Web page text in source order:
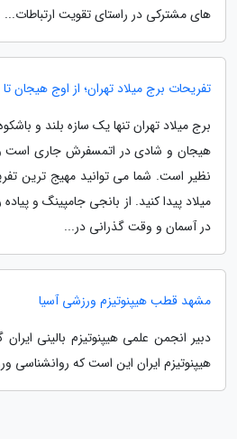
های مشترکی در راستای تقویت ارتباطات...
تفریحات برج میلاد تهران؛ از اوج هیجان
برج میلاد تهران تنها یک سازه بلند و
هیجان و شادی در اتمسفرش جاری
نظیر است. شما می توانید مهیج ترین
میلاد پیدا کنید. از بانجی جامپینگ و
در آسمان و وقت گذرانی در...
مشهد قطب هیپنوتیزم ورزشی آسیا
دبیر انجمن علمی هیپنوتیزم بالینی
هیپنوتیزم ایران این است که روانشناسی